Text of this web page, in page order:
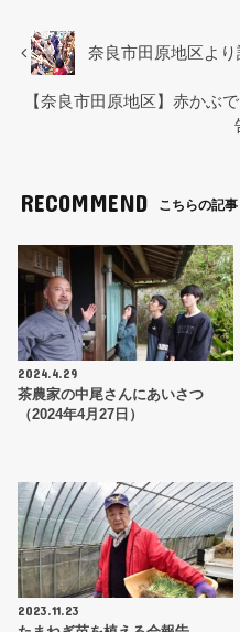
b
o
o
奈良市田原地区よ
【奈良市田原地区】赤かぶ
RECOMMEND こちらの記事
2024.4.29
茶農家の中尾さんにあいさつ
（2024年4月27日）
2023.11.23